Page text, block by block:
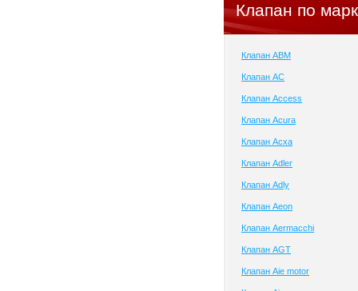
Клапан по
Клапан ABM
Клапан AC
Клапан Access
Клапан Acura
Клапан Acxa
Клапан Adler
Клапан Adly
Клапан Aeon
Клапан Aermacchi
Клапан AGT
Клапан Aie motor